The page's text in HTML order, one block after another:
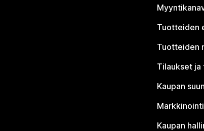
Tuotteiden
Tuotteiden
Tilaukset
Kaupan
Kaupan